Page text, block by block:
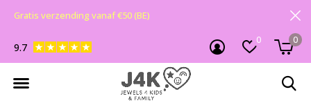
0 0
9.7
Gratis verzending vanaf €50 (BE)